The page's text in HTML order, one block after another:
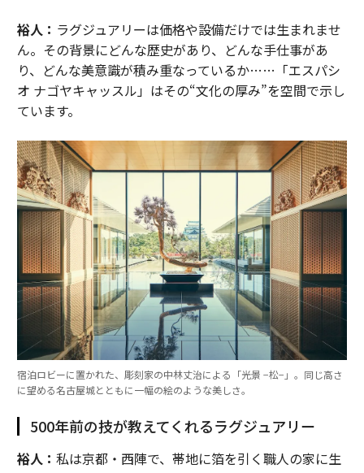
裕人： ラグジュアリーは価格や設備だけでは生まれませ
ん。その背景にどんな歴史があり、どんな手仕事があ
り、どんな美意識が積み重なっているか……「エスパシ
オ ナゴヤキャッスル」はその“文化の厚み”を空間で示し
ています。
宿泊ロビーに置かれた、彫刻家の中林丈治による「光景 −松−」。同じ高さ
に望める名古屋城とともに一幅の絵のような美しさ。
500年前の技が教えてくれるラグジュアリー
裕人： 私は京都・西陣で、帯地に箔を引く職人の家に生